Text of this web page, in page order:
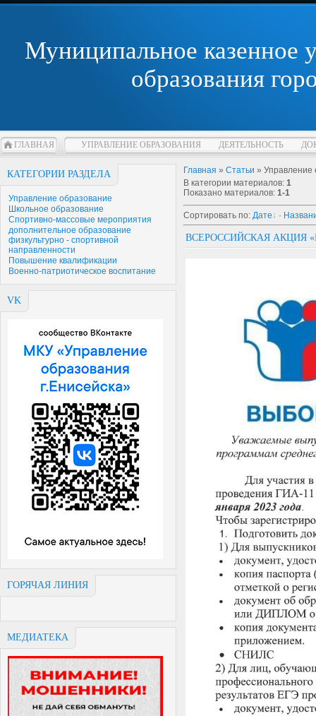
Муниципальное казенное
образования
ГЛАВНАЯ УПРАВЛЕНИЕ ОБРАЗОВАНИЯ ДЕЯТЕЛЬНОСТЬ
КАТЕГОРИИ РАЗДЕЛА
Управление образование
Школьное образование
Спортивно-массовые мероприятия
дополнительное образование
физкультурно - спортивной
направленности
Повышение квалификации
Военно-патриотическое воспитание
VK
ГОРЯЧАЯ ЛИНИЯ
МЕДИАТЕКА
Главная » Статьи » Управление
В категории материалов: 1
Показано материалов: 1-1
Сортировать по: Дате ·
ВСЕРОССИЙСКАЯ АКЦИЯ